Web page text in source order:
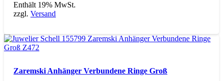
Enthält 19% MwSt.
zzgl.Versand
Zaremski Anhänger Verbundene Ringe Groß